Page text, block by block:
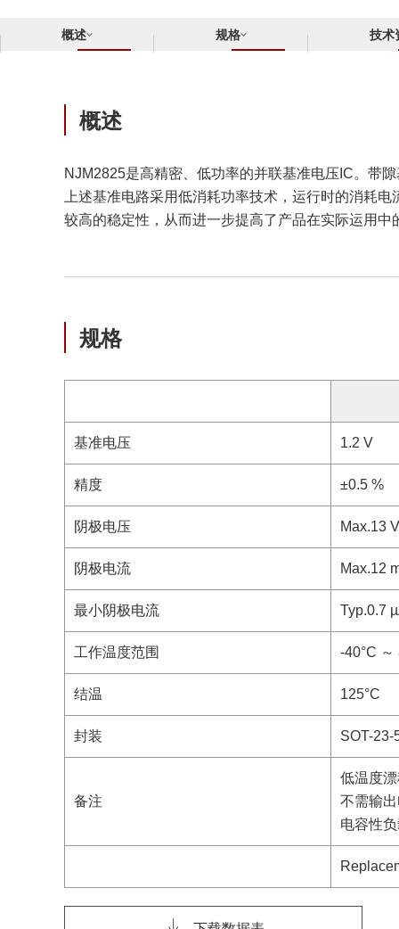
概述 规格 技术
概述
NJM2825是高精密、低功率的并联基准电压IC。带
上述基准电路采用低消耗功率技术，运行时的消耗
较高的稳定性，从而进一步提高了产品在实际运用
规格
基准电压 1.2 V
精度 ±0.5 %
阴极电压 Max.13 V
阴极电流 Max.12
最小阴极电流 Typ.0.7
工作温度范围 -40°C ～
结温 125°C
封装 SOT-23-
备注
低温度
不需输
电容性